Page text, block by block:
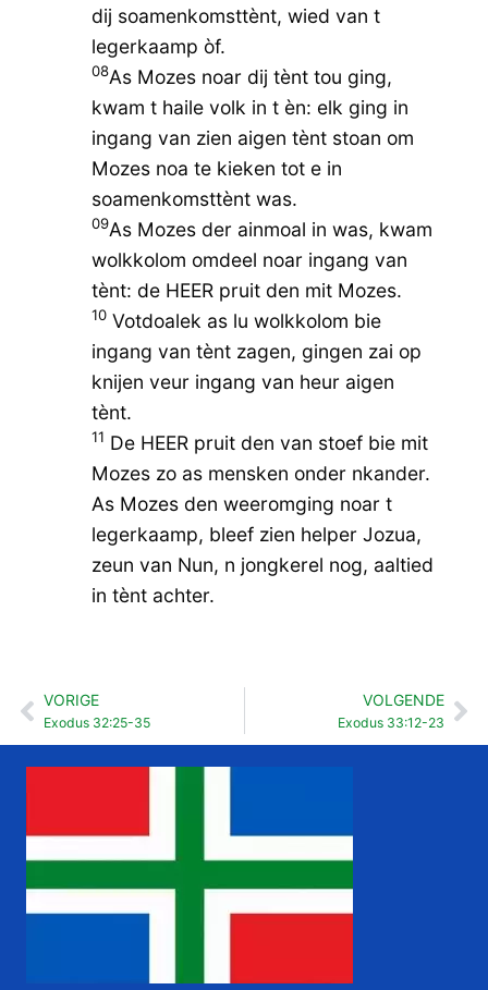
dij soamenkomsttènt, wied van t
legerkaamp òf.
08As Mozes noar dij tènt tou ging,
kwam t haile volk in t èn: elk ging in
ingang van zien aigen tènt stoan om
Mozes noa te kieken tot e in
soamenkomsttènt was.
09As Mozes der ainmoal in was, kwam
wolkkolom omdeel noar ingang van
tènt: de HEER pruit den mit Mozes.
10Votdoalek as lu wolkkolom bie
ingang van tènt zagen, gingen zai op
knijen veur ingang van heur aigen
tènt.
11 De HEER pruit den van stoef bie mit
Mozes zo as mensken onder nkander.
As Mozes den weeromging noar t
legerkaamp, bleef zien helper Jozua,
zeun van Nun, n jongkerel nog, aaltied
in tènt achter.
Vorige
VORIGE
Exodus 32:25-35
VOLGENDE
Exodus 33:12-23